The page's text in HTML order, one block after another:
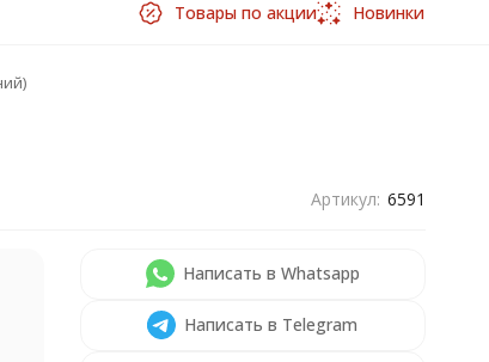
Товары по акции Новинки
Артикул: 6591
Написать в Whatsapp
Написать в Telegram